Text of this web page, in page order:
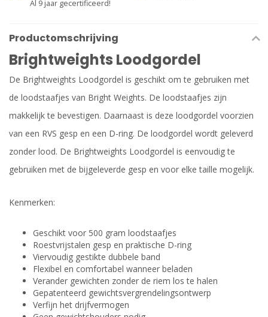
Al 9 jaar gecertificeerd!
Productomschrijving
Brightweights Loodgordel
De Brightweights Loodgordel is geschikt om te gebruiken met
de loodstaafjes van Bright Weights. De loodstaafjes zijn
makkelijk te bevestigen. Daarnaast is deze loodgordel voorzien
van een RVS gesp en een D-ring. De loodgordel wordt geleverd
zonder lood. De Brightweights Loodgordel is eenvoudig te
gebruiken met de bijgeleverde gesp en voor elke taille mogelijk.
Kenmerken:
Geschikt voor 500 gram loodstaafjes
Roestvrijstalen gesp en praktische D-ring
Viervoudig gestikte dubbele band
Flexibel en comfortabel wanneer beladen
Verander gewichten zonder de riem los te halen
Gepatenteerd gewichtsvergrendelingsontwerp
Verfijn het drijfvermogen